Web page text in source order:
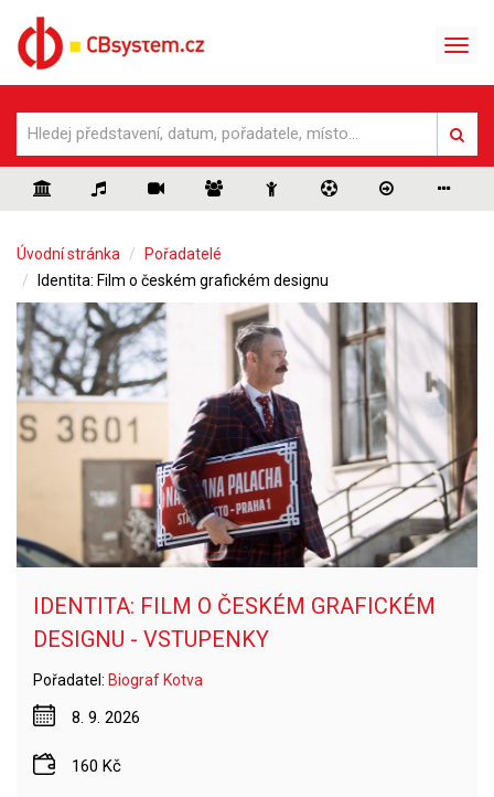
Úvodní stránka
Pořadatelé
Identita: Film o českém grafickém designu
IDENTITA: FILM O ČESKÉM GRAFICKÉM
DESIGNU - VSTUPENKY
Pořadatel: Biograf Kotva
8. 9. 2026
160 Kč